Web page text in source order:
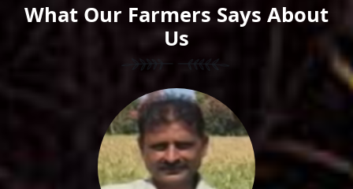
What Our Farmers Says About
Us